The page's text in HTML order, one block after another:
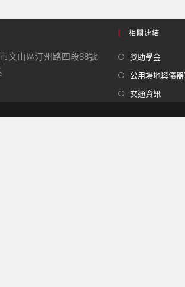
文山區汀州路四段88號
相關連結
獎助學金
公用場地與儀器
交通資訊